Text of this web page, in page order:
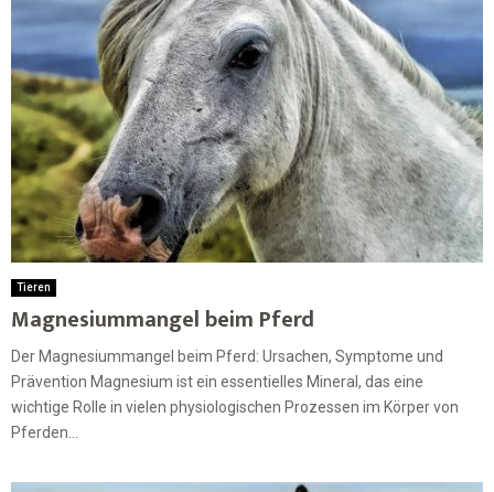
Tieren
Magnesiummangel beim Pferd
Der Magnesiummangel beim Pferd: Ursachen, Symptome und
Prävention Magnesium ist ein essentielles Mineral, das eine
wichtige Rolle in vielen physiologischen Prozessen im Körper von
Pferden...